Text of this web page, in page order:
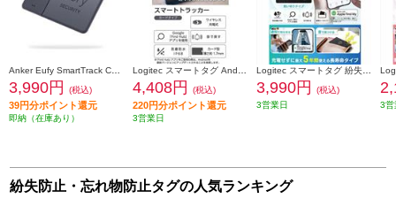
3,990円 (税込)
39円分ポイント還元
即納（在庫あり）
4,408円 (税込)
220円分ポイント還元
3営業日
3,990円
(税込)
3営業日
3営
紛失防止・忘れ物防止タグの人気ランキング